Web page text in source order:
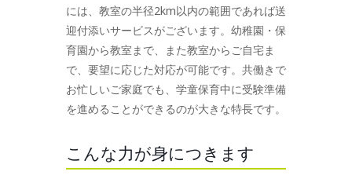
には、教室の半径2km以内の範囲であれば送
迎付添いサービスがございます。幼稚園・保
育園から教室まで、また教室からご自宅ま
で、要望に応じた対応が可能です。共働きで
お忙しいご家庭でも、学童保育中に受験準備
を進めることができるのが大きな特長です。
こんな力が身につきます